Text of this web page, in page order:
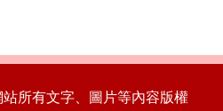
所有文字、圖片等內容版權